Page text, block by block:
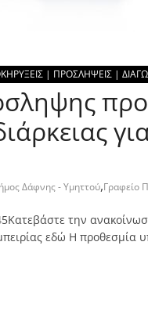
| ΠΡΟΣΛΗΨΕΙΣ |
Δάφνης - Υμηττού,Γραφείο
την
εδώ Η προθεσμία